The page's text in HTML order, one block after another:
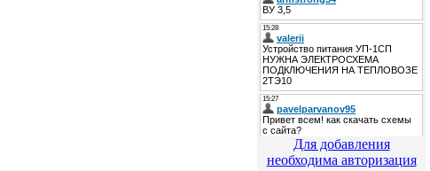
Для добавления
необходима авторизация